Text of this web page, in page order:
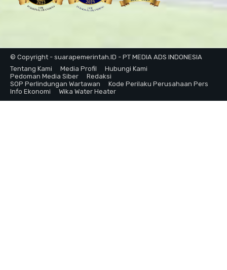
© Copyright - suarapemerintah.ID - PT MEDIA ADS INDONESIA
Tentang Kami
Media Profil
Hubungi Kami
Pedoman Media Siber
Redaksi
SOP Perlindungan Wartawan
Kode Perilaku Perusahaan Pers
Info Ekonomi
Wika Water Heater